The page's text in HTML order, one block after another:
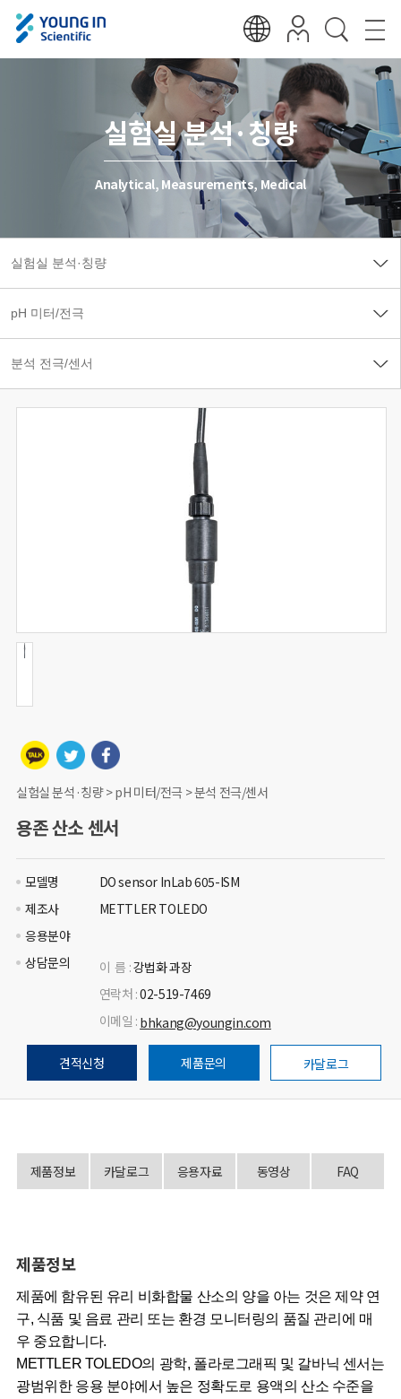
실험실 분석·칭량
Analytical, Measurements, Medical
실험실 분석·칭량 > pH 미터/전극 > 분석 전극/센서
용존 산소 센서
모델명
DO sensor InLab 605-ISM
제조사
METTLER TOLEDO
응용분야
상담문의
이 름 :강법화 과장
연락처 :02-519-7469
이메일 : bhkang@youngin.com
견적신청 제품문의 카달로그
제품정보 카달로그 응용자료 동영상 FAQ
제품정보
제품에 함유된 유리 비화합물 산소의 양을 아는 것은 제약 연
구, 식품 및 음료 관리 또는 환경 모니터링의 품질 관리에 매
우 중요합니다.
METTLER TOLEDO의 광학, 폴라로그래픽 및 갈바닉 센서는
광범위한 응용 분야에서 높은 정확도로 용액의 산소 수준을